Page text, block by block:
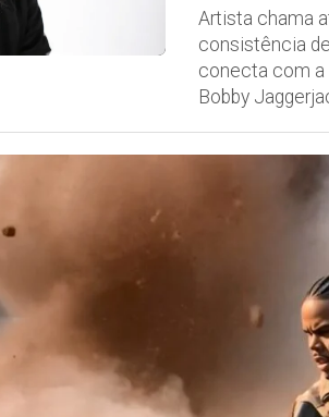
Artista chama
consistência
conecta com a
Bobby